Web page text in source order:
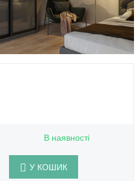
В наявності
У КОШИК